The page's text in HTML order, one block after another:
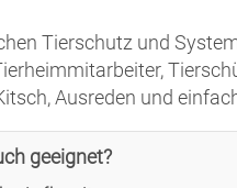
Tierschutz und
Ausreden und
geeignet?